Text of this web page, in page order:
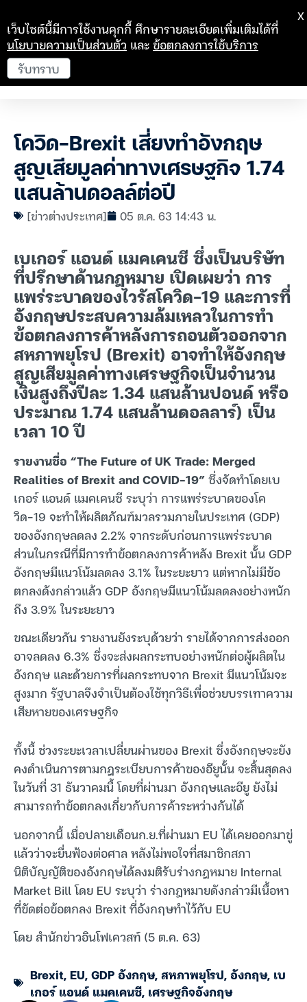
โควิด-Brexit เสี่ยงทำอังกฤษ
สูญเสียมูลค่าทางเศรษฐกิจ 1.74
แสนล้านดอลล์ต่อปี
[ข่าวต่างประเทศ] 05 ต.ค. 63 14:43 น.
เบเกอร์ แอนด์ แมคเคนซี ซึ่งเป็นบริษัท
ที่ปรึกษาด้านกฎหมาย เปิดเผยว่า การ
แพร่ระบาดของไวรัสโควิด-19 และการที่
อังกฤษประสบความล้มเหลวในการทำ
ข้อตกลงการค้าหลังการถอนตัวออกจาก
สหภาพยุโรป (Brexit) อาจทำให้อังกฤษ
สูญเสียมูลค่าทางเศรษฐกิจเป็นจำนวน
เงินสูงถึงปีละ 1.34 แสนล้านปอนด์ หรือ
ประมาณ 1.74 แสนล้านดอลลาร์) เป็น
เวลา 10 ปี
รายงานชื่อ “The Future of UK Trade: Merged
Realities of Brexit and COVID-19”ซึ่งจัดทำโดยเบ
เกอร์ แอนด์ แมคเคนซี ระบุว่า การแพร่ระบาดของโค
วิด-19 จะทำให้ผลิตภัณฑ์มวลรวมภายในประเทศ (GDP)
ของอังกฤษลดลง 2.2% จากระดับก่อนการแพร่ระบาด
ส่วนในกรณีที่มีการทำข้อตกลงการค้าหลัง Brexit นั้น GDP
อังกฤษมีแนวโน้มลดลง 3.1% ในระยะยาว แต่หากไม่มีข้อ
ตกลงดังกล่าวแล้ว GDP อังกฤษมีแนวโน้มลดลงอย่างหนัก
ถึง 3.9% ในระยะยาว
ขณะเดียวกัน รายงานยังระบุด้วยว่า รายได้จากการส่งออก
อาจลดลง 6.3% ซึ่งจะส่งผลกระทบอย่างหนักต่อผู้ผลิตใน
อังกฤษ และด้วยการที่ผลกระทบจาก Brexit มีแนวโน้มจะ
สูงมาก รัฐบาลจึงจำเป็นต้องใช้ทุกวิธีเพื่อช่วยบรรเทาความ
เสียหายของเศรษฐกิจ
ทั้งนี้ ช่วงระยะเวลาเปลี่ยนผ่านของ Brexit ซึ่งอังกฤษจะยัง
คงดำเนินการตามกฎระเบียบการค้าของอียูนั้น จะสิ้นสุดลง
ในวันที่ 31 ธันวาคมนี้ โดยที่ผ่านมา อังกฤษและอียู ยังไม่
สามารถทำข้อตกลงเกี่ยวกับการค้าระหว่างกันได้
นอกจากนี้ เมื่อปลายเดือนก.ย.ที่ผ่านมา EU ได้เคยออกมาขู่
แล้วว่าจะยื่นฟ้องต่อศาล หลังไม่พอใจที่สมาชิกสภา
นิติบัญญัติของอังกฤษได้ลงมติรับร่างกฎหมาย Internal
Market Bill โดย EU ระบุว่า ร่างกฎหมายดังกล่าวมีเนื้อหา
ที่ขัดต่อข้อตกลง Brexit ที่อังกฤษทำไว้กับ EU
โดย สำนักข่าวอินโฟเควสท์ (5 ต.ค. 63)
Brexit,EU,GDP อังกฤษ,สหภาพยุโรป,อังกฤษ, เบ
เกอร์ แอนด์ แมคเคนซี, เศรษฐกิจอังกฤษ
เว็บไซต์นี้มีการใช้งานคุกกี้ ศึกษารายละเอียดเพิ่มเติมได้ที่
นโยบายความเป็นส่วนตัว และข้อตกลงการใช้บริการ
รับทราบ
X